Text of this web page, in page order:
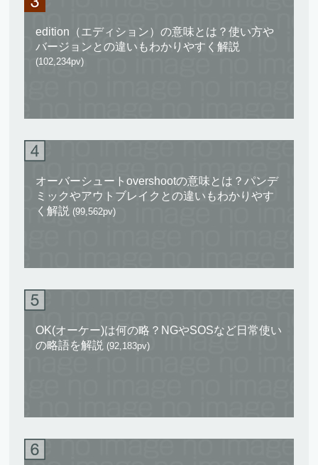
edition（エディション）の意味とは？使い方や
バージョンとの違いもわかりやすく解説
(102,234pv)
オーバーシュートovershootの意味とは？パンデ
ミックやアウトブレイクとの違いもわかりやす
く解説 (99,562pv)
OK(オーケー)は何の略？NGやSOSなど日常使い
の略語を解説 (92,183pv)